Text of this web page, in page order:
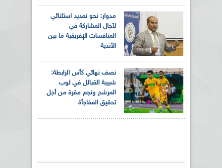
مدوار: نحو تمديد استثنائي
لآجال المشاركة في
المنافسات الإفريقية ما بين
الأندية
نصف نهائي كأس الرابطة:
شبيبة القبائل في ثوب
المرشح ونجم مقرة من أجل
تحقيق المفاجأة